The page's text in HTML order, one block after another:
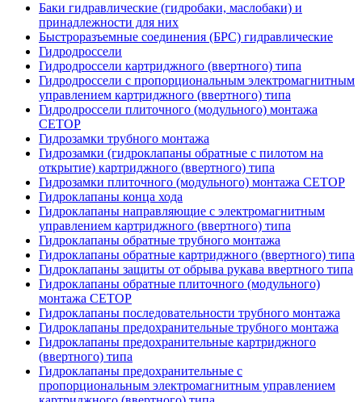
Баки гидравлические (гидробаки, маслобаки) и
принадлежности для них
Быстроразъемные соединения (БРС) гидравлические
Гидродроссели
Гидродроссели картриджного (ввертного) типа
Гидродроссели с пропорциональным электромагнитным
управлением картриджного (ввертного) типа
Гидродроссели плиточного (модульного) монтажа
CETOP
Гидрозамки трубного монтажа
Гидрозамки (гидроклапаны обратные с пилотом на
открытие) картриджного (ввертного) типа
Гидрозамки плиточного (модульного) монтажа CETOP
Гидроклапаны конца хода
Гидроклапаны направляющие с электромагнитным
управлением картриджного (ввертного) типа
Гидроклапаны обратные трубного монтажа
Гидроклапаны обратные картриджного (ввертного) типа
Гидроклапаны защиты от обрыва рукава ввертного типа
Гидроклапаны обратные плиточного (модульного)
монтажа CETOP
Гидроклапаны последовательности трубного монтажа
Гидроклапаны предохранительные трубного монтажа
Гидроклапаны предохранительные картриджного
(ввертного) типа
Гидроклапаны предохранительные с
пропорциональным электромагнитным управлением